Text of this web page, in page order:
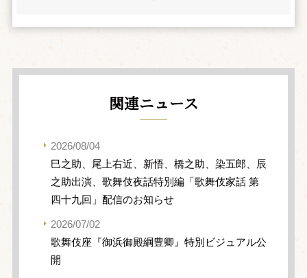
関連ニュース
2026/08/04
巳之助、尾上右近、新悟、橋之助、染五郎、辰
之助出演、歌舞伎夜話特別編「歌舞伎家話 第
四十九回」配信のお知らせ
2026/07/02
歌舞伎座『御浜御殿綱豊卿』特別ビジュアル公
開